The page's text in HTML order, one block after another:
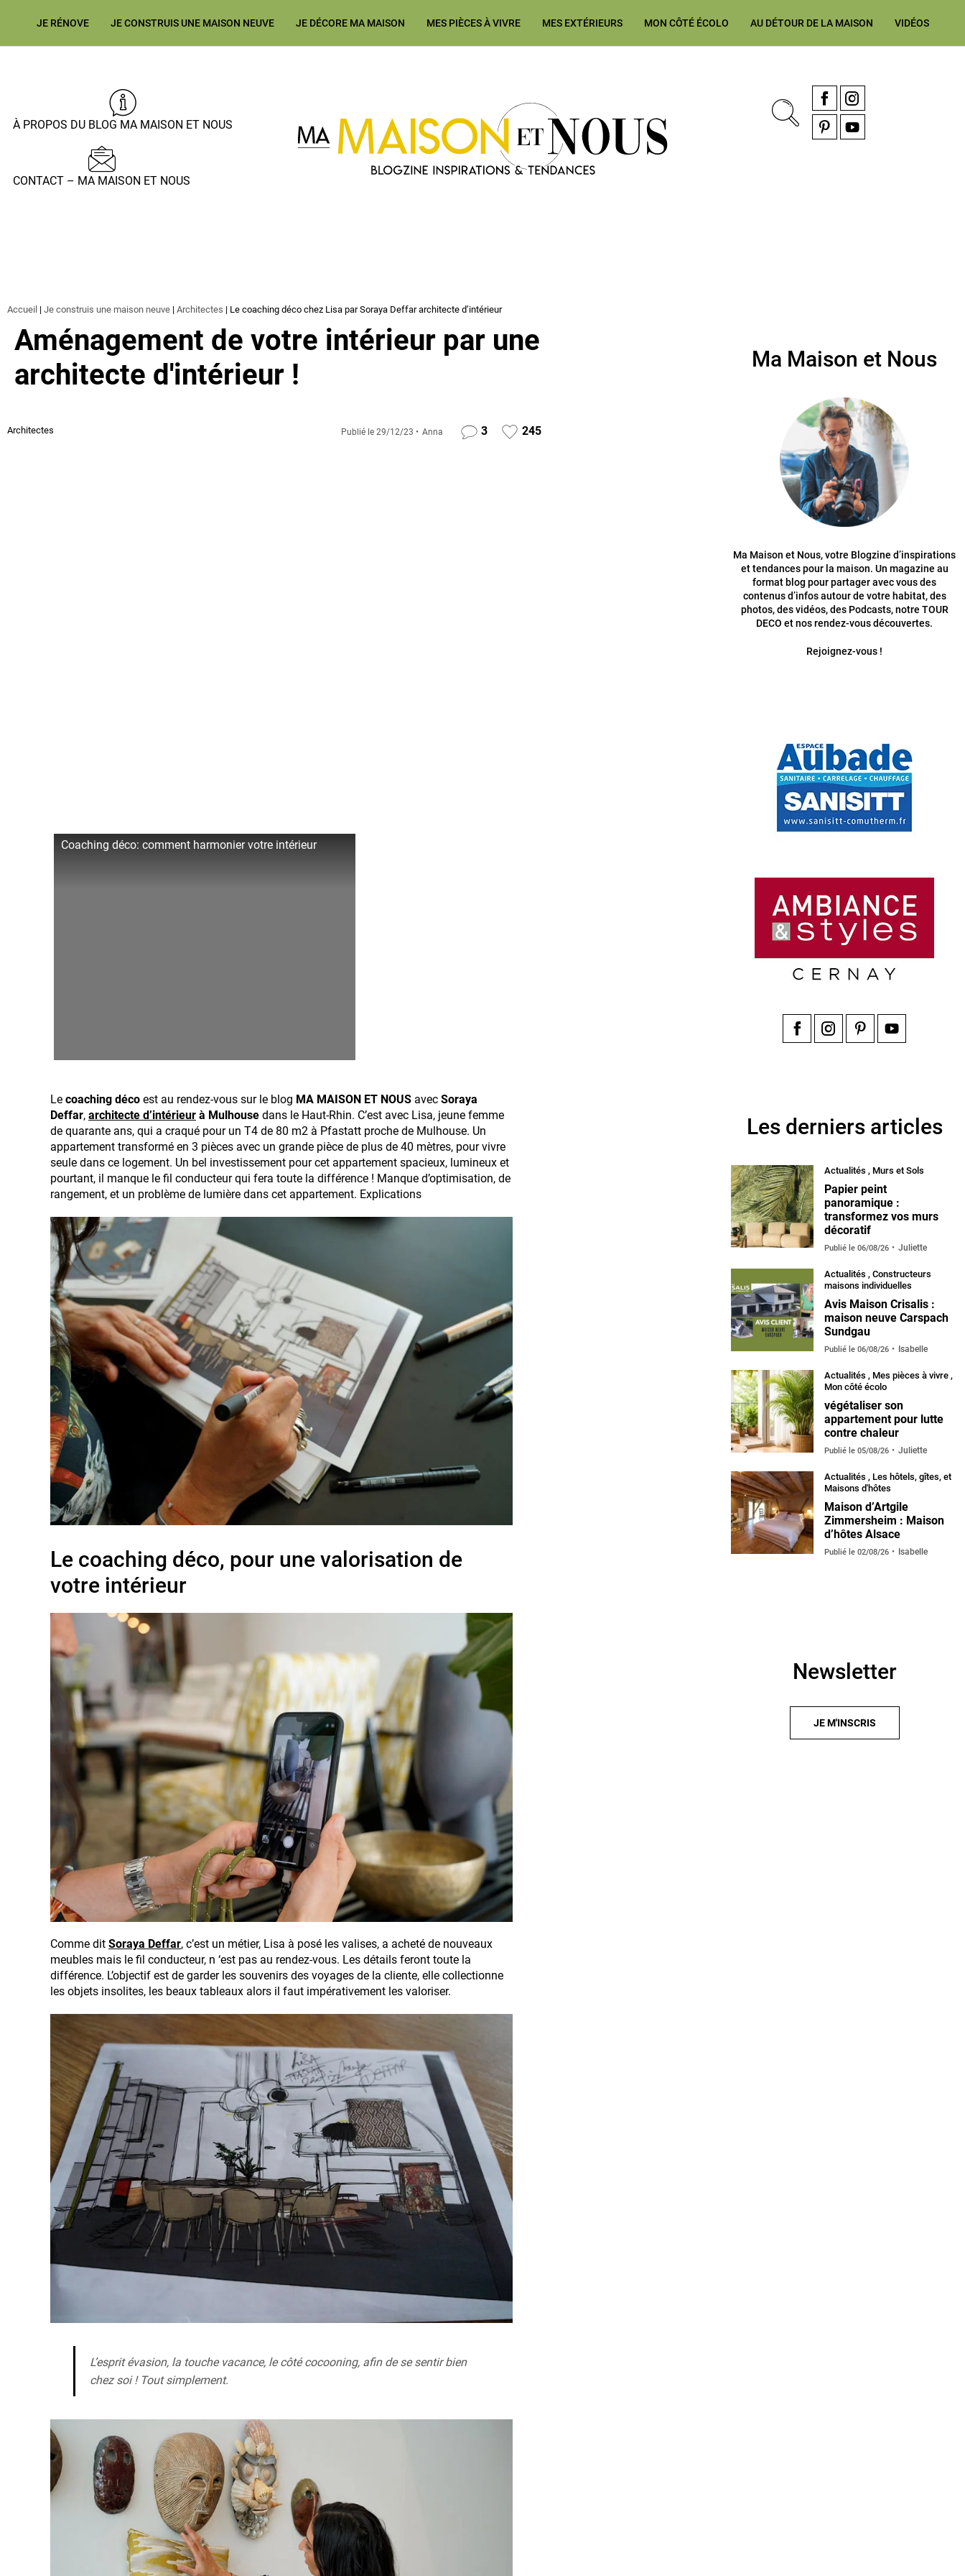
JE RÉNOVE JE CONSTRUIS UNE MAISON NEUVE JE DÉCORE MA MAISON MES PIÈCES À VIVRE MES EXTÉRIEURS MON CÔTÉ ÉCOLO AU DÉTOUR DE LA MAISON VIDÉOS
Ma Maison et Nous Construction, rénovation & décoration Alsace, Franche-Comté
À PROPOS DU BLOG MA MAISON ET NOUS
CONTACT – MA MAISON ET NOUS
FacebookInstagram
Accueil | Je construis une maison neuve | Architectes | Le coaching déco chez Lisa par Soraya Deffar architecte d’intérieur
Aménagement de votre intérieur par une
architecte d'intérieur !
Architectes Publié le 29/12/23 Anna 3 245
Coaching déco: comment harmonier votre intérieur
Le coaching déco est au rendez-vous sur le blog MA MAISON ET NOUS avec Soraya
Deffar, architecte d’intérieur à Mulhouse dans le Haut-Rhin. C’est avec Lisa, jeune femme
de quarante ans, qui a craqué pour un T4 de 80 m2 à Pfastatt proche de Mulhouse. Un
appartement transformé en 3 pièces avec un grande pièce de plus de 40 mètres, pour vivre
seule dans ce logement. Un bel investissement pour cet appartement spacieux, lumineux et
pourtant, il manque le fil conducteur qui fera toute la différence ! Manque d’optimisation, de
rangement, et un problème de lumière dans cet appartement. Explications
Le coaching déco, pour une valorisation de
votre intérieur
Comme dit Soraya Deffar, c’est un métier, Lisa à posé les valises, a acheté de nouveaux
meubles mais le fil conducteur, n ‘est pas au rendez-vous. Les détails feront toute la
différence. L’objectif est de garder les souvenirs des voyages de la cliente, elle collectionne
les objets insolites, les beaux tableaux alors il faut impérativement les valoriser.
L’esprit évasion, la touche vacance, le côté cocooning, afin de se sentir bien
chez soi ! Tout simplement.
Ma Maison et Nous
Ma Maison et Nous, votre Blogzine d’inspirations
et tendances pour la maison. Un magazine au
format blog pour partager avec vous des
contenus d’infos autour de votre habitat, des
photos, des vidéos, des Podcasts, notre TOUR
DECO et nos rendez-vous découvertes.
Rejoignez-vous !
Les derniers articles
Actualités , Murs et Sols
Papier peint
panoramique :
transformez vos murs
décoratif
Publié le 06/08/26 Juliette
Actualités , Constructeurs
maisons individuelles
Avis Maison Crisalis :
maison neuve Carspach
Sundgau
Publié le 06/08/26 Isabelle
Actualités , Mes pièces à vivre ,
Mon côté écolo
végétaliser son
appartement pour lutte
contre chaleur
Publié le 05/08/26 Juliette
Actualités , Les hôtels, gîtes, et
Maisons d'hôtes
Maison d’Artgile
Zimmersheim : Maison
d’hôtes Alsace
Publié le 02/08/26 Isabelle
Newsletter
JE M'INSCRIS